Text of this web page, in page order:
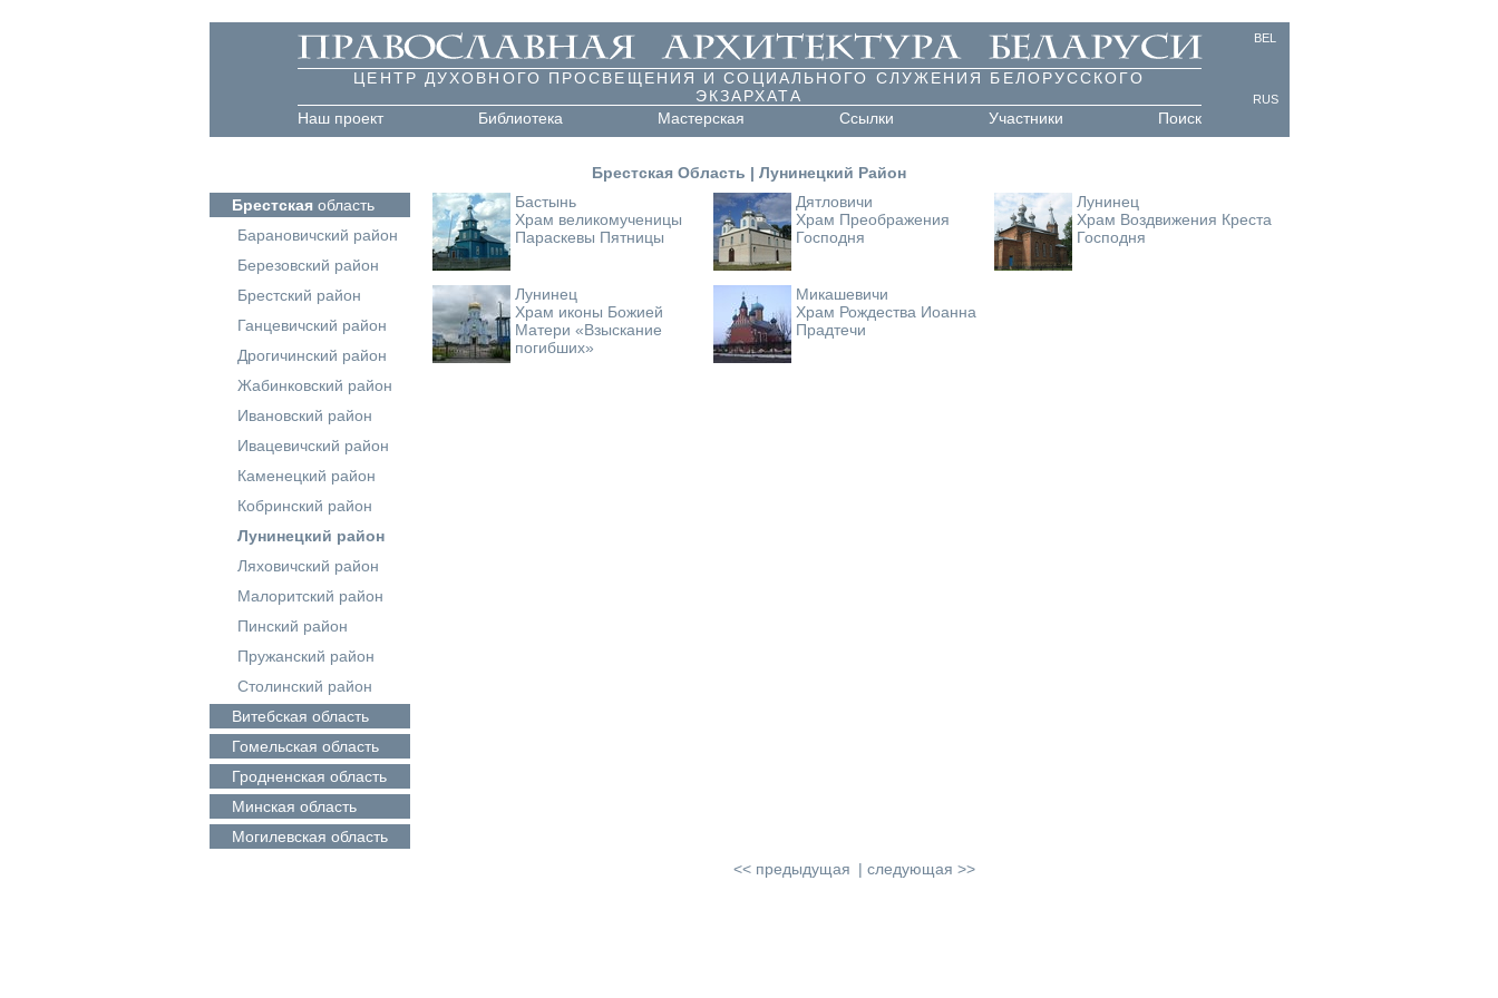
BEL
RUS
ЦЕНТР ДУХОВНОГО ПРОСВЕЩЕНИЯ И СОЦИАЛЬНОГО СЛУЖЕНИЯ БЕЛОРУССКОГО
ЭКЗАРХАТА
Наш проект
Библиотека Мастерская Ссылки Участники Поиск
Брестская Область | Лунинецкий Район
Брестскаяобласть
Барановичский район
Березовский район
Брестский район
Ганцевичский район
Дрогичинский район
Жабинковский район
Ивановский район
Ивацевичский район
Каменецкий район
Кобринский район
Лунинецкий район
Ляховичский район
Малоритский район
Пинский район
Пружанский район
Столинский район
Витебская область
Гомельская область
Гродненская область
Минская область
Могилевская область
Бастынь
Храм великомученицы
Параскевы Пятницы
Дятловичи
Храм Преображения
Господня
Лунинец
Храм Воздвижения Креста
Господня
Лунинец
Храм иконы Божией
Матери «Взыскание
погибших»
Микашевичи
Храм Рождества Иоанна
Прадтечи
<< предыдущая следующая >>